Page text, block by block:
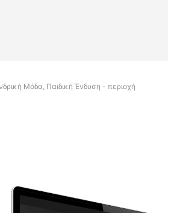
Μόδα, Παιδική Ένδυση - περιοχή